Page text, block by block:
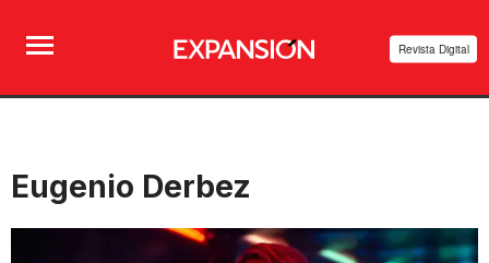
Revista Digital
Eugenio Derbez